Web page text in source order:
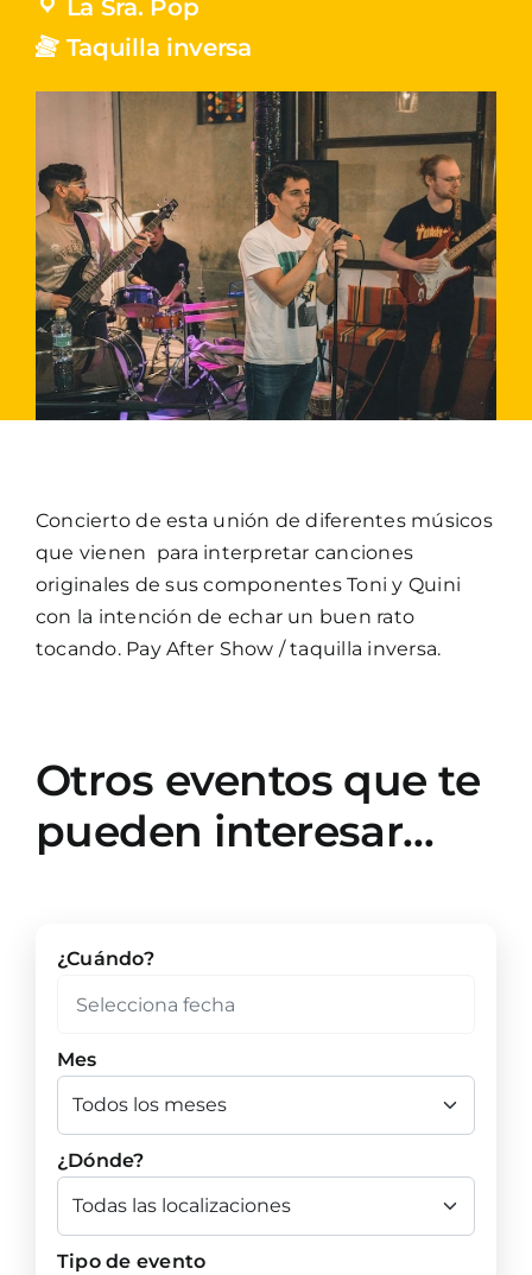
La Sra. Pop
Taquilla inversa
Concierto de esta unión de diferentes músicos
que vienen para interpretar canciones
originales de sus componentes Toni y Quini
con la intención de echar un buen rato
tocando. Pay After Show / taquilla inversa.
Otros eventos que te
pueden interesar…
¿Cuándo?
Mes
¿Dónde?
Tipo de evento